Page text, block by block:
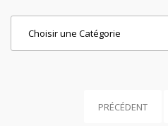
PRÉCÉDENT